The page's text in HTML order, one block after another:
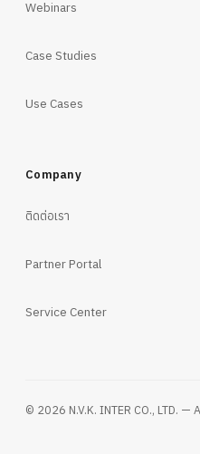
Webinars
Case Studies
Use Cases
Company
ติดต่อเรา
Partner Portal
Service Center
© 2026 N.V.K. INTER CO., LTD. —